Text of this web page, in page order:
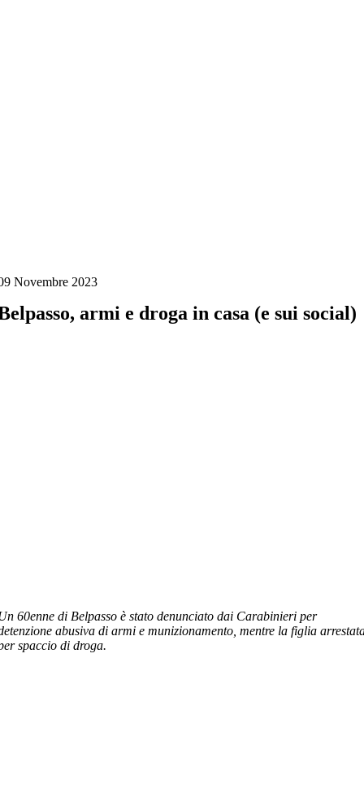
Novembre 2023
armi e droga in casa (e sui social)
60enne di Belpasso è stato denunciato dai Carabinieri per
abusiva di armi e munizionamento, mentre la figlia
spaccio di droga.